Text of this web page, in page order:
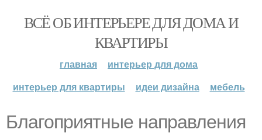
ВСЁ ОБ ИНТЕРЬЕРЕ ДЛЯ ДОМА И
КВАРТИРЫ
главная
интерьер для дома
интерьер для квартиры
идеи дизайна мебель
Благоприятные направления